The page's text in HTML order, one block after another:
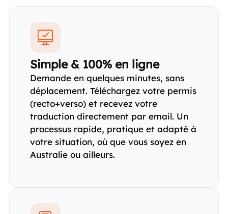
Simple & 100% en ligne
Demande en quelques minutes, sans
déplacement. Téléchargez votre permis
(recto+verso) et recevez votre
traduction directement par email. Un
processus rapide, pratique et adapté à
votre situation, où que vous soyez en
Australie ou ailleurs.